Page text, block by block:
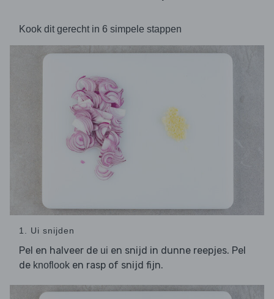
Kook dit gerecht in 6 simpele stappen
1. Ui snijden
Pel en halveer de ui en snijd in dunne reepjes. Pel
de knoflook en rasp of snijd fijn.